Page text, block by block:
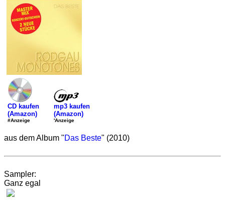
CD kaufen
(Amazon)
#Anzeige
mp3 kaufen
(Amazon)
'Anzeige
aus dem Album "Das Beste" (2010)
Sampler:
Ganz egal